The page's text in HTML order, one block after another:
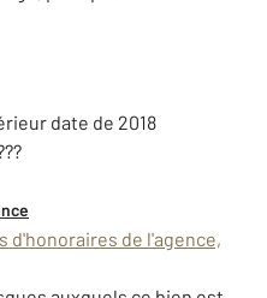
date de 2018
d'honoraires de l'agence,